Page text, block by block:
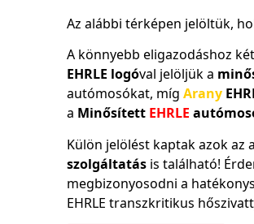
Az alábbi térképen jelöltük,
A könnyebb eligazodáshoz
EHRLE logóval jelöljük a
autómosókat, míg Arany
a Minősített EHRLE
Külön jelölést kaptak azok az
szolgáltatás is található!
megbizonyosodni a
EHRLE transzkritikus